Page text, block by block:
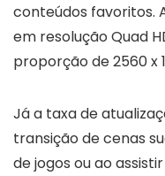
conteúdos favoritos.
em resolução Quad
proporção de 2560 x
Já a taxa de
transição de cenas
de jogos ou ao